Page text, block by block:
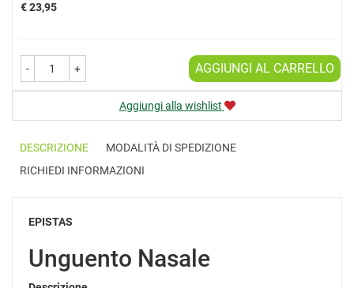
€ 23,95
- + AGGIUNGI AL CARRELLO
Aggiungi alla wishlist
DESCRIZIONE
MODALITÀ DI SPEDIZIONE
RICHIEDI INFORMAZIONI
EPISTAS
Unguento Nasale